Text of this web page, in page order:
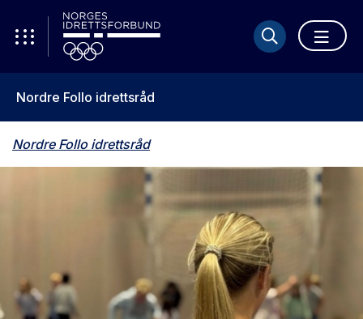
Nordre Follo idrettsråd
Nordre Follo idrettsråd